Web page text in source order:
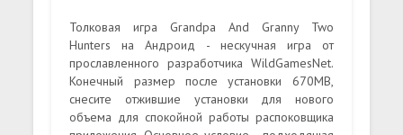
Толковая игра Grandpa And Granny Two
Hunters на Андроид - нескучная игра от
прославленного разработчика WildGamesNet.
Конечный размер после установки 670MB,
снесите отжившие установки для нового
объема для спокойной работы распоковщика